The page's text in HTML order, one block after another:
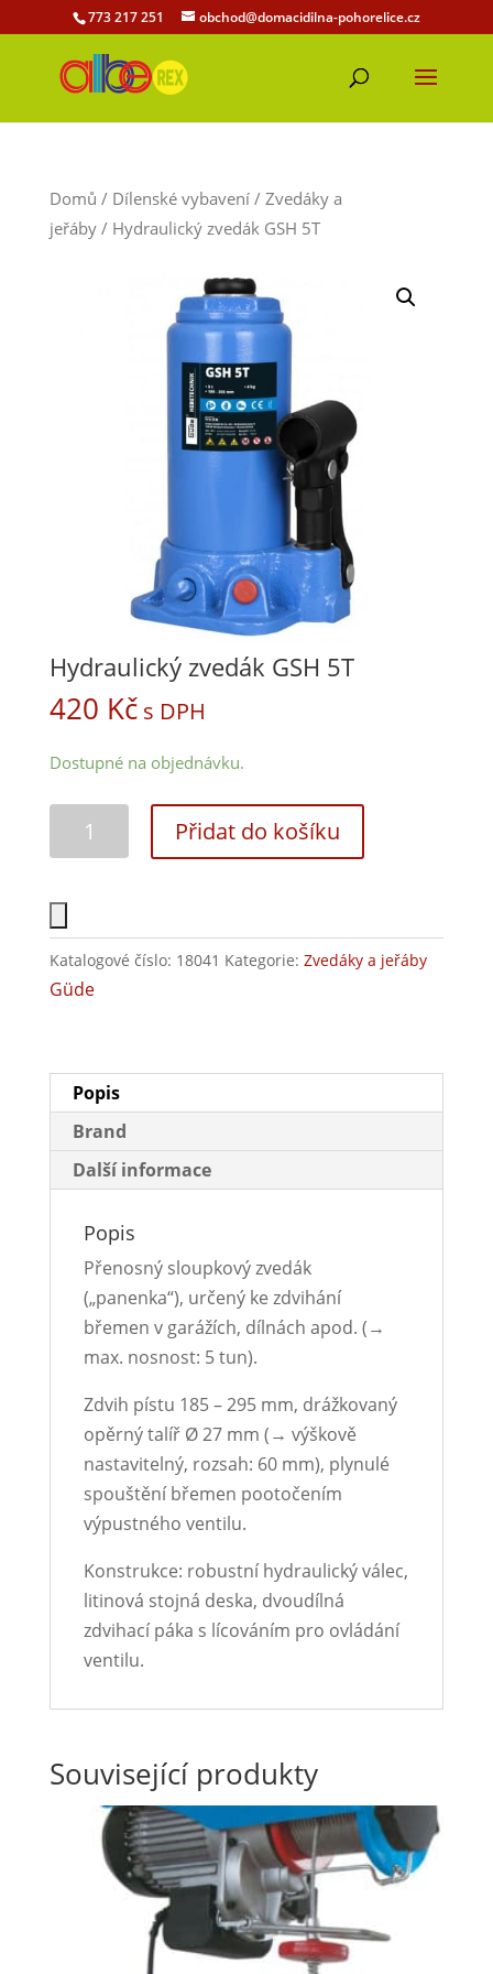
773 217 251 obchod@domacidilna-pohorelice.cz
Domů / Dílenské vybavení/ Zvedáky a
jeřáby/ Hydraulický zvedák GSH 5T
Hydraulický zvedák GSH 5T
420 Kč s DPH
Dostupné na objednávku.
Přidat do košíku
Katalogové číslo: 18041 Kategorie: Zvedáky a jeřáby
Güde
Popis
Brand
Další informace
Popis
Přenosný sloupkový zvedák
(„panenka“), určený ke zdvihání
břemen v garážích, dílnách apod. (→
max. nosnost: 5 tun).
Zdvih pístu 185 – 295 mm, drážkovaný
opěrný talíř Ø 27 mm (→ výškově
nastavitelný, rozsah: 60 mm), plynulé
spouštění břemen pootočením
výpustného ventilu.
Konstrukce: robustní hydraulický válec,
litinová stojná deska, dvoudílná
zdvihací páka s lícováním pro ovládání
ventilu.
Související produkty